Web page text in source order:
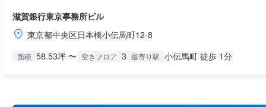
滋賀銀行東京事務所ビル
東京都中央区日本橋小伝馬町12-8
面積 58.53坪 〜 空きフロア 3 最寄り駅 小伝馬町 徒歩 1分